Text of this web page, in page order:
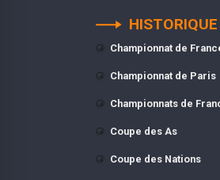
HISTORIQUE
Championnat de
Championnat de Paris
Championnats de
Coupe des As
Coupe des Nations